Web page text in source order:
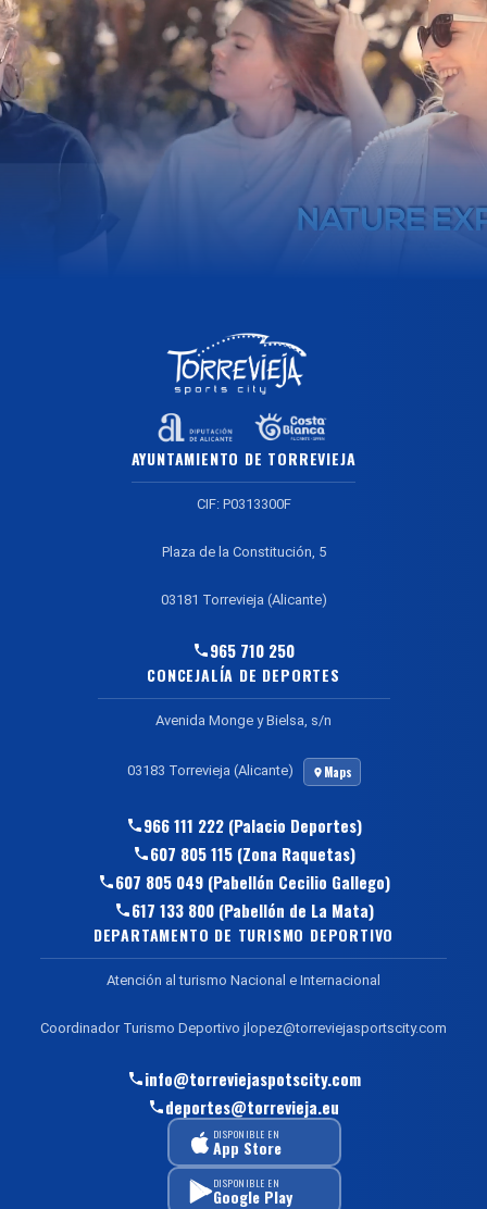
AYUNTAMIENTO DE TORREVIEJA
CIF: P0313300F
Plaza de la Constitución, 5
03181 Torrevieja (Alicante)
965 710 250
CONCEJALÍA DE DEPORTES
Avenida Monge y Bielsa, s/n
03183 Torrevieja (Alicante) Maps
966 111 222 (Palacio Deportes)
607 805 115 (Zona Raquetas)
607 805 049 (Pabellón Cecilio Gallego)
617 133 800 (Pabellón de La Mata)
DEPARTAMENTO DE TURISMO DEPORTIVO
Atención al turismo Nacional e Internacional
Coordinador Turismo Deportivo jlopez@torreviejasportscity.com
info@torreviejaspotscity.com
deportes@torrevieja.eu
DISPONIBLE EN
App Store
DISPONIBLE EN
Google Play